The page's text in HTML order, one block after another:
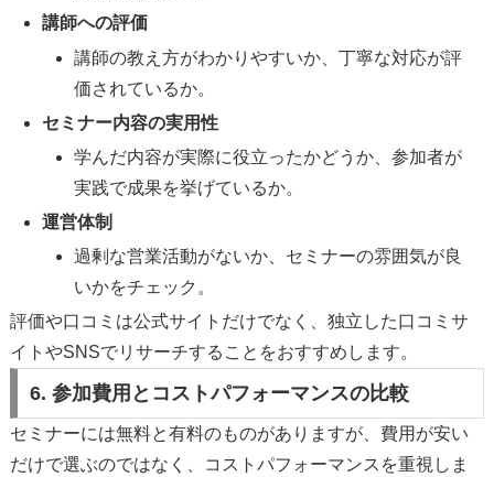
講師への評価
講師の教え方がわかりやすいか、丁寧な対応が評
価されているか。
セミナー内容の実用性
学んだ内容が実際に役立ったかどうか、参加者が
実践で成果を挙げているか。
運営体制
過剰な営業活動がないか、セミナーの雰囲気が良
いかをチェック。
評価や口コミは公式サイトだけでなく、独立した口コミサ
イトやSNSでリサーチすることをおすすめします。
6. 参加費用とコストパフォーマンスの比較
セミナーには無料と有料のものがありますが、費用が安い
だけで選ぶのではなく、コストパフォーマンスを重視しま